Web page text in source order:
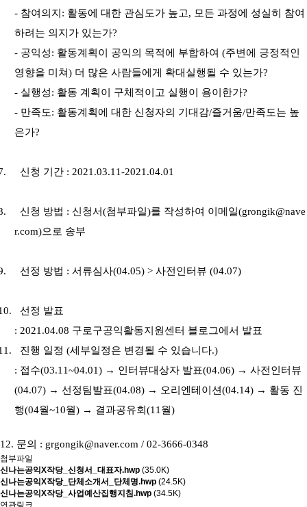
- 참여의지 : 활동에 대한 관심도가 높고, 모든 과정에 성실히 참여
하려는 의지가 있는가?
- 공익성: 활동계획이 공익의 목적에 부합하여 (주변에 긍정적인
영향을 미쳐) 더 많은 사람들에게 확대실행될 수 있는가?
- 실행성: 활동 계획이 구체적이고 실행이 용이한가?
- 만족도: 활동계획에 대한 신청자의 기대감/즐거움/만족도는 높
은가?
신청 기간 : 2021.03.11-2021.04.01
신청 방법 : 신청서(첨부파일)를 작성하여 이메일(grongik@nave
r.com)으로 송부
선정 방법 :서류심사(04.05) >사전인터뷰 (04.07)
선정 발표
: 2021.04.08 구로구공익활동지원센터 블로그에서 발표
진행 일정 (세부일정은 변경될 수 있습니다.)
: 접수(03.11~04.01) → 인터뷰대상자 발표(04.06) →사전인터뷰
(04.07) →선정팀발표(04.08) → 오리엔테이션(04.14) → 활동 진
행(04월~10월) → 결과공유회(11 월)
12. 문의 : grgongik@naver.com / 02-3666-0348
첨부파일
신나는공익X작당_신청서_대표자.hwp (35.0K)
신나는공익X작당_단체소개서_단체명.hwp (24.5K)
신나는공익X작당_사업예산집행지침.hwp (34.5K)
연관링크